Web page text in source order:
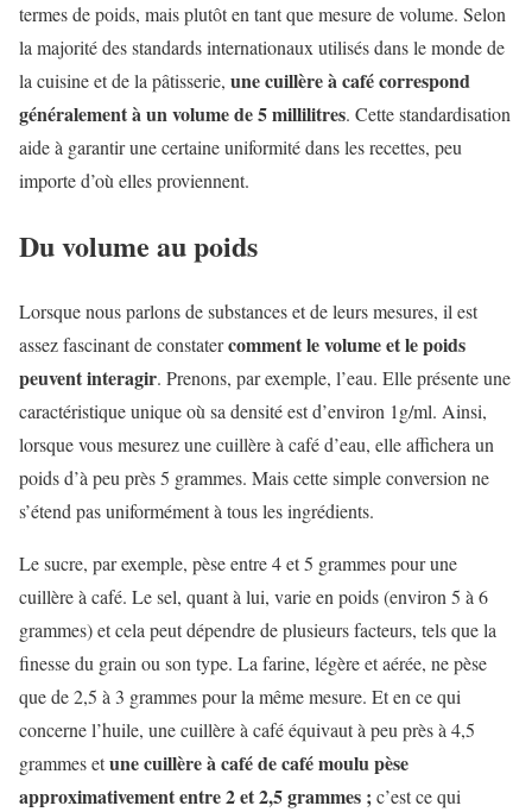
termes de poids, mais plutôt en tant que mesure de volume. Selon
la majorité des standards internationaux utilisés dans le monde de
la cuisine et de la pâtisserie, une cuillère à café correspond
généralement à un volume de 5 millilitres. Cette standardisation
aide à garantir une certaine uniformité dans les recettes, peu
importe d’où elles proviennent.
Du volume au poids
Lorsque nous parlons de substances et de leurs mesures, il est
assez fascinant de constatercomment le volume et le poids
peuvent interagir. Prenons, par exemple, l’eau. Elle présente une
caractéristique unique où sa densité est d’environ 1g/ml. Ainsi,
lorsque vous mesurez une cuillère à café d’eau, elle affichera un
poids d’à peu près 5 grammes. Mais cette simple conversion ne
s’étend pas uniformément à tous les ingrédients.
Le sucre, par exemple, pèse entre 4 et 5 grammes pour une
cuillère à café. Le sel, quant à lui, varie en poids (environ 5 à 6
grammes) et cela peut dépendre de plusieurs facteurs, tels que la
finesse du grain ou son type. La farine, légère et aérée, ne pèse
que de 2,5 à 3 grammes pour la même mesure. Et en ce qui
concerne l’huile, une cuillère à café équivaut à peu près à 4,5
grammes etune cuillère à café de café moulu pèse
approximativement entre 2 et 2,5 grammes ;c’est ce qui